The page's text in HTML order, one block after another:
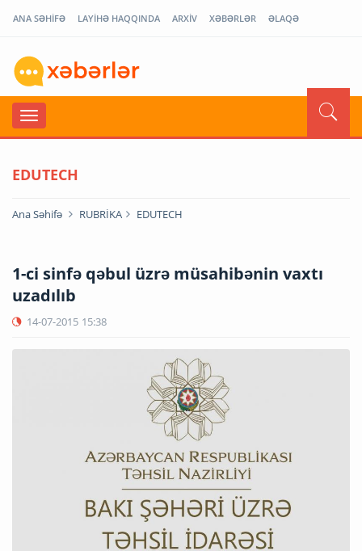
ANA SƏHİFƏ LAYİHƏ HAQQINDA ARXİV XƏBƏRLƏR ƏLAQƏ
EDUTECH
Ana Səhifə RUBRİKA EDUTECH
1-ci sinfə qəbul üzrə müsahibənin vaxtı
uzadılıb
14-07-2015 15:38